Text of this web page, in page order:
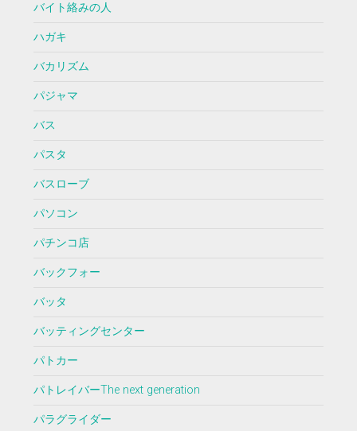
バイト絡みの人
ハガキ
バカリズム
パジャマ
バス
パスタ
バスローブ
パソコン
パチンコ店
バックフォー
バッタ
バッティングセンター
パトカー
パトレイバーThe next generation
パラグライダー